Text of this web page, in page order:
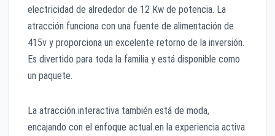
electricidad de alrededor de 12 Kw de potencia. La
atracción funciona con una fuente de alimentación de
415v y proporciona un excelente retorno de la inversión.
Es divertido para toda la familia y está disponible como
un paquete.
La atracción interactiva también está de moda,
encajando con el enfoque actual en la experiencia activa